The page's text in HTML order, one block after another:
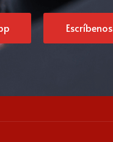
Escríbenos